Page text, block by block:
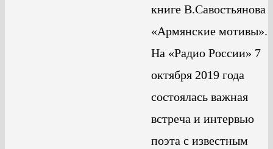
книге В.Савостьянова
«Армянские мотивы».
На «Радио России» 7
октября 2019 года
состоялась важная
встреча и интервью
поэта с известным